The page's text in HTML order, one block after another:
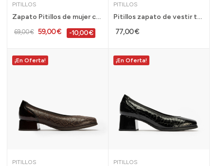
PITILLOS
Zapato Pitillos de mujer con tacón bajo y...
69,00 € 59,00 € -10,00 €
PITILLOS
Pitillos zapato de vestir tacón bajo mujer con...
77,00 €
¡En Oferta!
PITILLOS
¡En Oferta!
PITILLOS